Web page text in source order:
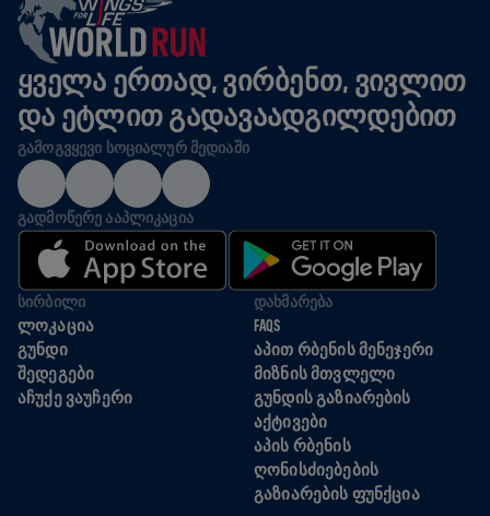
ᲧᲕᲔᲚᲐ ᲔᲠᲗᲐᲓ, ᲕᲘᲠᲑᲔᲜᲗ, ᲕᲘᲕᲚᲘᲗ
ᲓᲐ ᲔᲢᲚᲘᲗ ᲒᲐᲓᲐᲕᲐᲐᲓᲒᲘᲚᲓᲔᲑᲘᲗ
ᲒᲐᲛᲝᲒᲕᲧᲔᲕᲘ ᲡᲝᲪᲘᲐᲚᲣᲠ ᲛᲔᲓᲘᲐᲨᲘ
ᲒᲐᲓᲛᲝᲬᲔᲠᲔ ᲐᲐᲞᲚᲘᲙᲐᲪᲘᲐ
ᲡᲘᲠᲑᲘᲚᲘ
ᲚᲝᲙᲐᲪᲘᲐ
ᲒᲣᲜᲓᲘ
ᲨᲔᲓᲔᲒᲔᲑᲘ
ᲐᲩᲣᲥᲔ ᲕᲐᲣᲩᲔᲠᲘ
ᲓᲐᲮᲛᲐᲠᲔᲑᲐ
FAQS
ᲐᲞᲘᲗ ᲠᲑᲔᲜᲘᲡ ᲛᲔᲜᲔᲯᲔᲠᲘ
ᲛᲘᲖᲜᲘᲡ ᲛᲗᲕᲚᲔᲚᲘ
ᲒᲣᲜᲓᲘᲡ ᲒᲐᲖᲘᲐᲠᲔᲑᲘᲡ
ᲐᲥᲢᲘᲕᲔᲑᲘ
ᲐᲞᲘᲡ ᲠᲑᲔᲜᲘᲡ
ᲦᲝᲜᲘᲡᲫᲘᲔᲑᲔᲑᲘᲡ
ᲒᲐᲖᲘᲐᲠᲔᲑᲘᲡ ᲤᲣᲜᲥᲪᲘᲐ